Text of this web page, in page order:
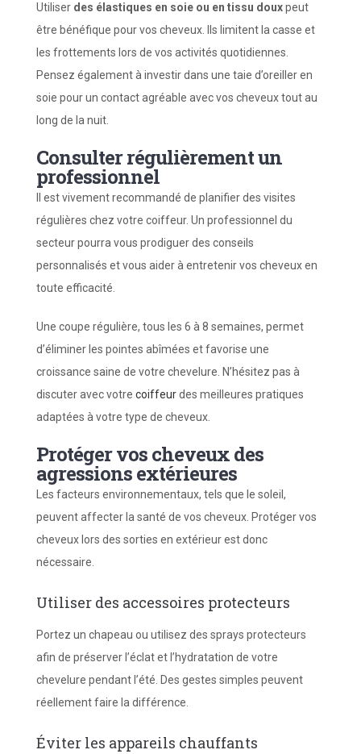
Utiliser des élastiques en soie ou en tissu douxpeut
être bénéfique pour vos cheveux. Ils limitent la casse et
les frottements lors de vos activités quotidiennes.
Pensez également à investir dans une taie d’oreiller en
soie pour un contact agréable avec vos cheveux tout au
long de la nuit.
Consulter régulièrement un
professionnel
Il est vivement recommandé de planifier des visites
régulières chez votre coiffeur. Un professionnel du
secteur pourra vous prodiguer des conseils
personnalisés et vous aider à entretenir vos cheveux en
toute efficacité.
Une coupe régulière, tous les 6 à 8 semaines, permet
d’éliminer les pointes abîmées et favorise une
croissance saine de votre chevelure. N’hésitez pas à
discuter avec votre coiffeurdes meilleures pratiques
adaptées à votre type de cheveux.
Protéger vos cheveux des
agressions extérieures
Les facteurs environnementaux, tels que le soleil,
peuvent affecter la santé de vos cheveux. Protéger vos
cheveux lors des sorties en extérieur est donc
nécessaire.
Utiliser des accessoires protecteurs
Portez un chapeau ou utilisez des sprays protecteurs
afin de préserver l’éclat et l’hydratation de votre
chevelure pendant l’été. Des gestes simples peuvent
réellement faire la différence.
Éviter les appareils chauffants